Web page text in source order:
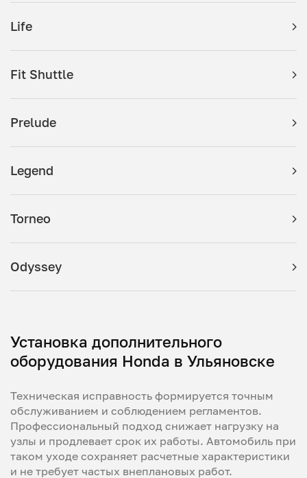
Life
Fit Shuttle
Prelude
Legend
Torneo
Odyssey
Установка дополнительного
оборудования Honda в Ульяновске
Техническая исправность формируется точным
обслуживанием и соблюдением регламентов.
Профессиональный подход снижает нагрузку на
узлы и продлевает срок их работы. Автомобиль при
таком уходе сохраняет расчетные характеристики
и не требует частых внеплановых работ.